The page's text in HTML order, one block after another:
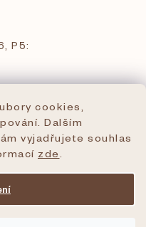
cookies,
Dalším
vyjadřujete souhlas
zde
P5: